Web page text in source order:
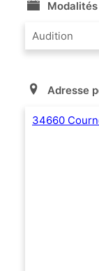
Audition
Adresse
34660